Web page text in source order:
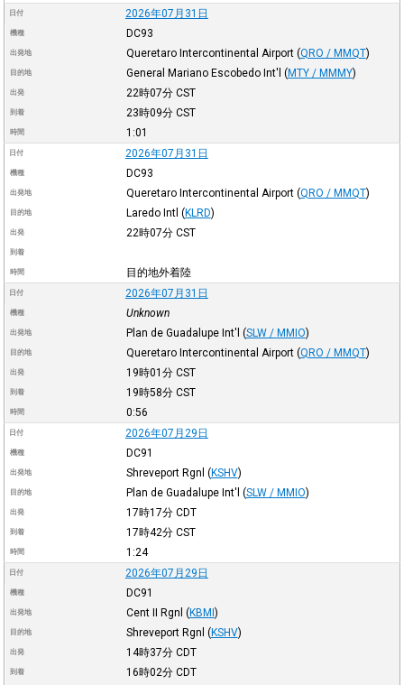
日付 2026年07月31日
機種 DC93
出発地 Queretaro Intercontinental Airport (QRO / MMQT)
目的地 General Mariano Escobedo Int'l (MTY / MMMY)
出発 22時07分 CST
到着 23時09分 CST
時間 1:01
日付 2026年07月31日
機種 DC93
出発地 Queretaro Intercontinental Airport (QRO / MMQT)
目的地 Laredo Intl (KLRD)
出発 22時07分 CST
到着
時間 目的地外着陸
日付 2026年07月31日
機種 Unknown
出発地 Plan de Guadalupe Int'l (SLW / MMIO)
目的地 Queretaro Intercontinental Airport (QRO / MMQT)
出発 19時01分 CST
到着 19時58分 CST
時間 0:56
日付 2026年07月29日
機種 DC91
出発地 Shreveport Rgnl (KSHV)
目的地 Plan de Guadalupe Int'l (SLW / MMIO)
出発 17時17分 CDT
到着 17時42分 CST
時間 1:24
日付 2026年07月29日
機種 DC91
出発地 Cent II Rgnl (KBMI)
目的地 Shreveport Rgnl (KSHV)
出発 14時37分 CDT
到着 16時02分 CDT